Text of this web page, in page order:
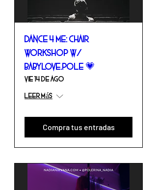
DANCE 4 ME: Chair
Workshop w/
babylove.pole 💗
vie 14 de ago
Leer más
Compra tus entradas